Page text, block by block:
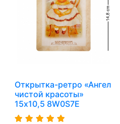
Открытка-ретро «Ангел
чистой красоты»
15х10,5 8W0S7E